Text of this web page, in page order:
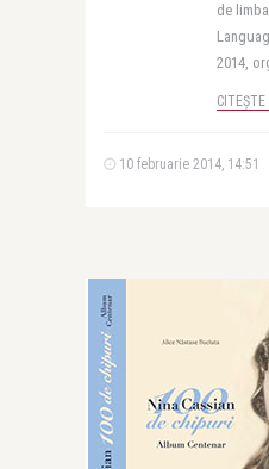
de
2014,
10 februarie 2014, 14:51